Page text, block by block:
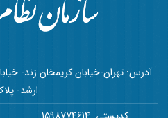
آدرس: تهران-خیابان کریمخان زند-
ارشد-